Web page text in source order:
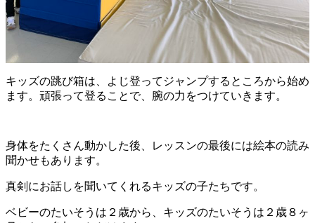
キッズの跳び箱は、よじ登ってジャンプするところから始め
ます。頑張って登ることで、腕の力をつけていきます。
身体をたくさん動かした後、レッスンの最後には絵本の読み
聞かせもあります。
真剣にお話しを聞いてくれるキッズの子たちです。
ベビーのたいそうは２歳から、キッズのたいそうは２歳８ヶ